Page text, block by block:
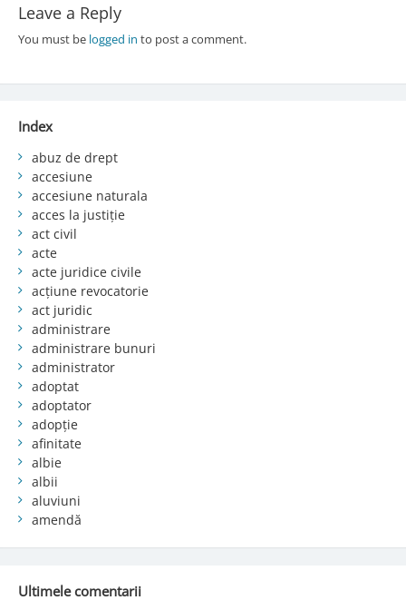
Leave a Reply
You must be logged in to post a comment.
Index
abuz de drept
accesiune
accesiune naturala
acces la justiție
act civil
acte
acte juridice civile
acțiune revocatorie
act juridic
administrare
administrare bunuri
administrator
adoptat
adoptator
adopție
afinitate
albie
albii
aluviuni
amendă
Ultimele comentarii